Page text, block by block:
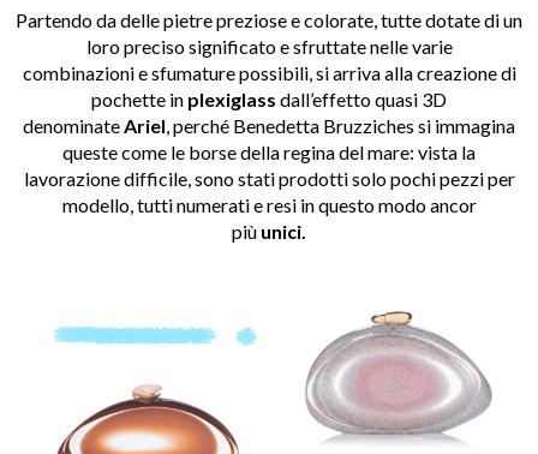
Partendo da delle pietre preziose e colorate, tutte dotate di un
loro preciso significato e sfruttate nelle varie
combinazioni e sfumature possibili, si arriva alla creazione di
pochette in plexiglass dall’effetto quasi 3D
denominate Ariel , perché Benedetta Bruzziches si immagina
queste come le borse della regina del mare: vista la
lavorazione difficile, sono stati prodotti solo pochi pezzi per
modello, tutti numerati e resi in questo modo ancor
più unici.